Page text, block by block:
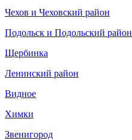
Чехов и Чеховский район
Подольск и Подольский район
Щербинка
Ленинский район
Видное
Химки
Звенигород